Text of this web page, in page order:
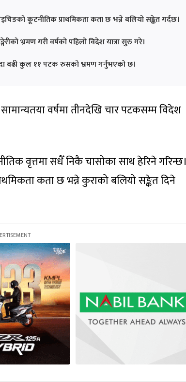
कूटनीतिक प्राथमिकता कता छ भन्ने बलियो सङ्केत गर्दछ।
भ्रमण गरी वर्षको पहिलो विदेश यात्रा सुरु गरे।
बढी कुल ११ पटक रुसको भ्रमण गर्नुभएको छ।
सामान्यतया वर्षमा तीनदेखि चार पटकसम्म विदेश
वृत्तमा सधैँ निकै चासोका साथ हेरिने गरिन्छ।
कता छ भन्ने कुराको बलियो सङ्केत दिने